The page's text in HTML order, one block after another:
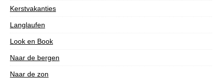
Kerstvakanties
Langlaufen
Look en Book
Naar de bergen
Naar de zon